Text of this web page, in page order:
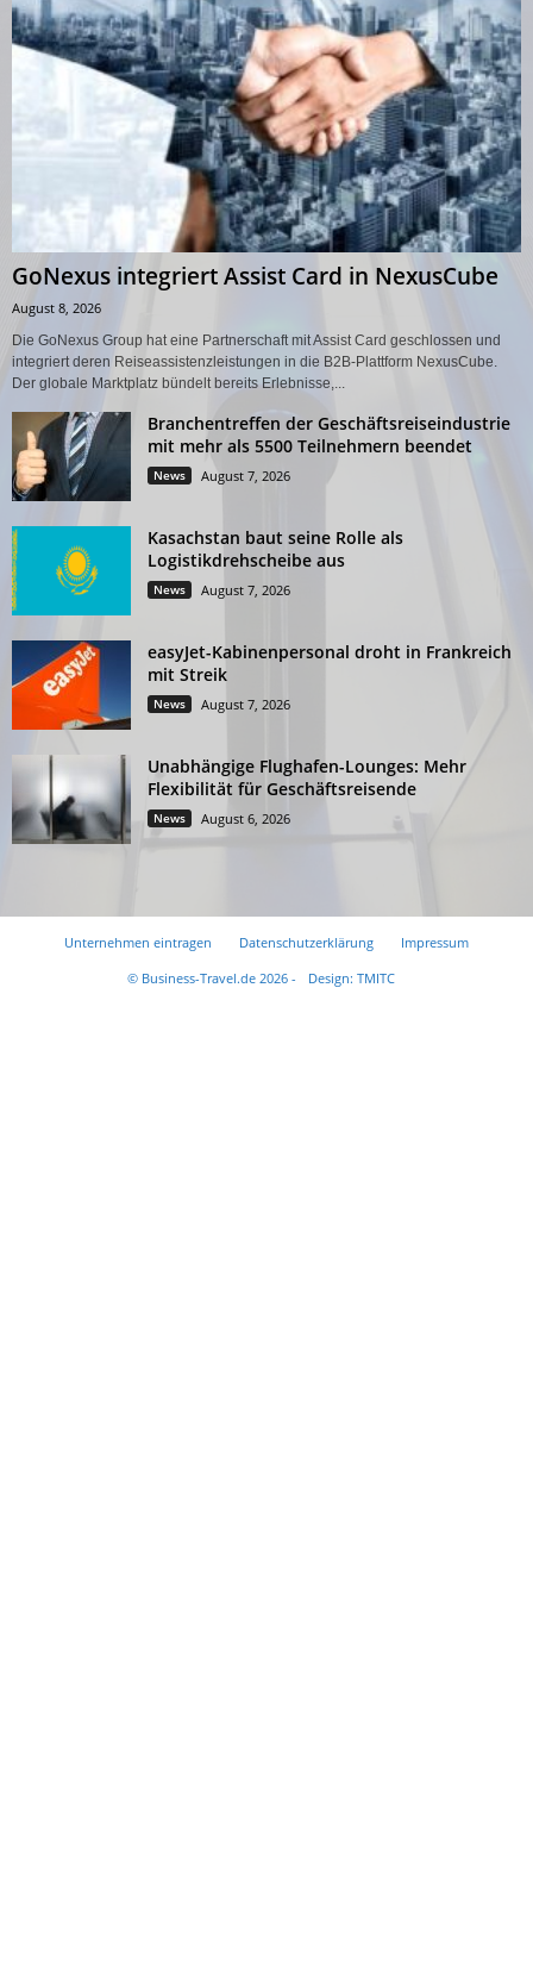
GoNexus integriert Assist Card in NexusCube
August 8, 2026
Die GoNexus Group hat eine Partnerschaft mit Assist Card geschlossen und
integriert deren Reiseassistenzleistungen in die B2B-Plattform NexusCube.
Der globale Marktplatz bündelt bereits Erlebnisse,...
Branchentreffen der Geschäftsreiseindustrie
mit mehr als 5500 Teilnehmern beendet
News August 7, 2026
Kasachstan baut seine Rolle als
Logistikdrehscheibe aus
News August 7, 2026
easyJet-Kabinenpersonal droht in Frankreich
mit Streik
News August 7, 2026
Unabhängige Flughafen-Lounges: Mehr
Flexibilität für Geschäftsreisende
News August 6, 2026
Unternehmen eintragen Datenschutzerklärung
Impressum
© Business-Travel.de 2026 -
Design: TMITC